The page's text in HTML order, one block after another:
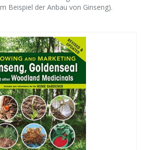
Beispiel der Anbau von Ginseng).